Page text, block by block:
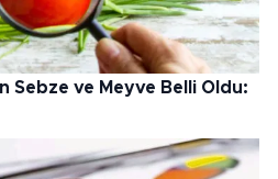
Sebze ve Meyve Belli Oldu: